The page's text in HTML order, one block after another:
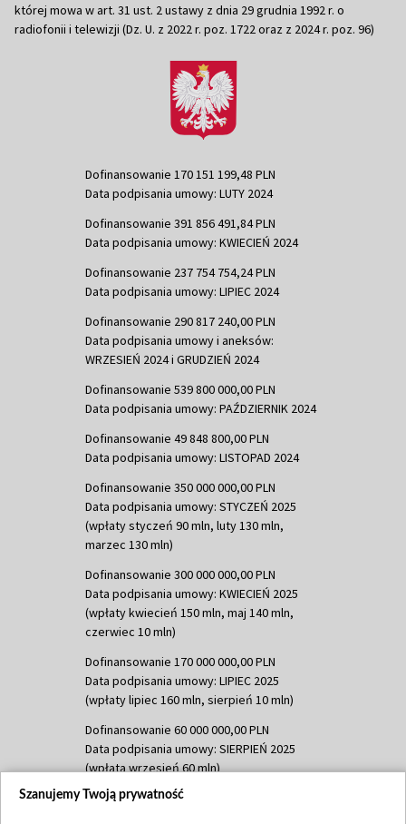
której mowa w art. 31 ust. 2 ustawy z dnia 29 grudnia 1992 r. o
radiofonii i telewizji (Dz. U. z 2022 r. poz. 1722 oraz z 2024 r. poz. 96)
Dofinansowanie 170 151 199,48 PLN
Data podpisania umowy: LUTY 2024
Dofinansowanie 391 856 491,84 PLN
Data podpisania umowy: KWIECIEŃ 2024
Dofinansowanie 237 754 754,24 PLN
Data podpisania umowy: LIPIEC 2024
Dofinansowanie 290 817 240,00 PLN
Data podpisania umowy i aneksów:
WRZESIEŃ 2024 i GRUDZIEŃ 2024
Dofinansowanie 539 800 000,00 PLN
Data podpisania umowy: PAŹDZIERNIK 2024
Dofinansowanie 49 848 800,00 PLN
Data podpisania umowy: LISTOPAD 2024
Dofinansowanie 350 000 000,00 PLN
Data podpisania umowy: STYCZEŃ 2025
(wpłaty styczeń 90 mln, luty 130 mln,
marzec 130 mln)
Dofinansowanie 300 000 000,00 PLN
Data podpisania umowy: KWIECIEŃ 2025
(wpłaty kwiecień 150 mln, maj 140 mln,
czerwiec 10 mln)
Dofinansowanie 170 000 000,00 PLN
Data podpisania umowy: LIPIEC 2025
(wpłaty lipiec 160 mln, sierpień 10 mln)
Dofinansowanie 60 000 000,00 PLN
Data podpisania umowy: SIERPIEŃ 2025
(wpłata wrzesień 60 mln)
Dofinansowanie 635 783 051,21 PLN
Szanujemy Twoją prywatność